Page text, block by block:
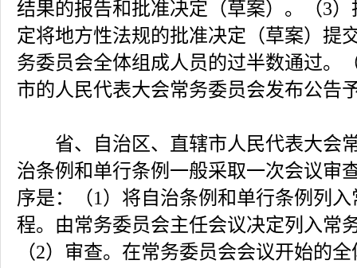
结果的报告和批准决定（草案）。（3
定将地方性法规的批准决定（草案）提
务委员会全体组成人员的过半数通过。
市的人民代表大会常务委员会发布公告
省、自治区、直辖市人民代表大会
治条例和单行条例一般采取一次会议审
序是：（1）将自治条例和单行条例列
程。由常务委员会主任会议决定列入常
（2）审查。在常务委员会会议开始的